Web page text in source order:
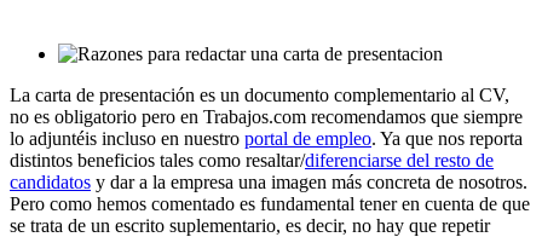
La carta de presentación es un documento complementario al CV,
no es obligatorio pero en Trabajos.com recomendamos que siempre
lo adjuntéis incluso en nuestro portal de empleo. Ya que nos reporta
distintos beneficios tales como resaltar/diferenciarse del resto de
candidatos y dar a la empresa una imagen más concreta de nosotros.
Pero como hemos comentado es fundamental tener en cuenta de que
se trata de un escrito suplementario, es decir, no hay que repetir